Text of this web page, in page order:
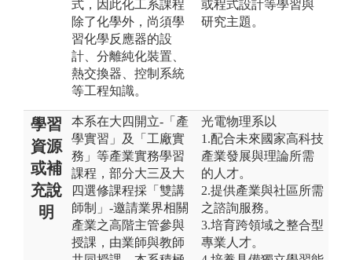
式，因此化工系課程
除了化學外，尚須學
習化學反應器的設
計、分離純化裝置、
熱交換器、控制系統
等工程知識。
或程式設計等學習與
研究主題。
學習
資源
或補
充說
明
本系在大四開立-「產
學實習」及「工廠實
務」等產業實務學習
課程，部分大三及大
四選修課程採「雙講
師制」-邀請業界相關
產業之高階主管參與
授課，由業師與教師
光電物理系以
1.配合未來國家高科技
產業發展與理論所需
的人才。
2.提供產業與社區所需
之諮詢服務。
3.培育跨領域之整合型
專業人才。